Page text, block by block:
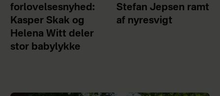
forlovelsesnyhed:
Kasper Skak og
Helena Witt deler
stor babylykke
Stefan Jepsen ramt
af nyresvigt